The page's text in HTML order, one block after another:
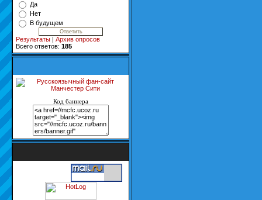
Да
Нет
В будущем
Результаты | Архив опросов
Всего ответов: 185
Код баннера